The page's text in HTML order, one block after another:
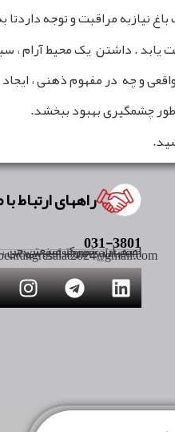
نیازبه مراقبت و توجه داردتا
. داشتن یک محیط آرام ،
و چه در مفهوم ذهنی ،
چشمگیری بهبود ببخشد.
راههای ارتباط
031-3801
www.golshanresalat.com
اصفهان ،شهرک صنعتی جی ،